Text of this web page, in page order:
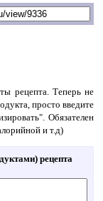
рецепта. Теперь не
просто введите
Обязателен
и т.д)
рецепта